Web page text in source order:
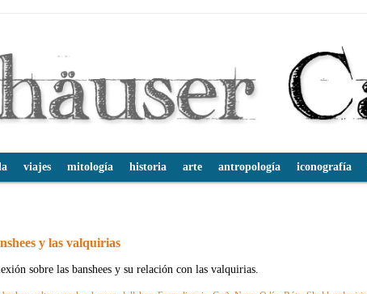
viajes mitología historia arte antropología iconografía
y las valquirias
sobre las banshees y su relación con las valquirias.